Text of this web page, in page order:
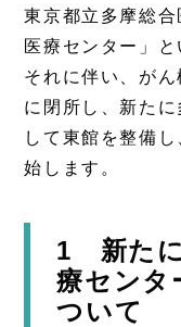
東京都立多摩総
医療センター」と
それに伴い、が
に閉所し、新た
して東館を整備
始します。
1 新たに
療センタ
ついて